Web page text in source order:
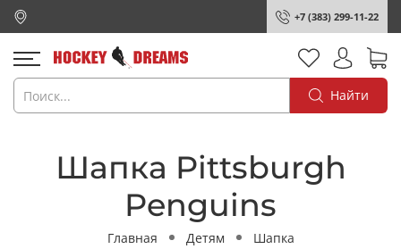
+7 (383) 299-11-22
Найти
Шапка Pittsburgh
Penguins
Главная Детям Шапка